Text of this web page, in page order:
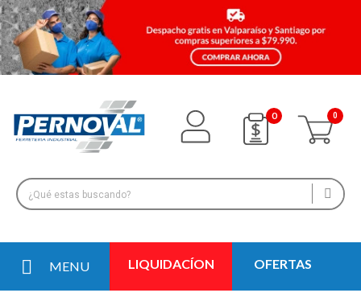
0
MENU LIQUIDACÍON OFERTAS